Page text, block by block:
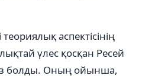
теориялық аспектісінің
үлес қосқан Ресей
болды. Оның ойынша,